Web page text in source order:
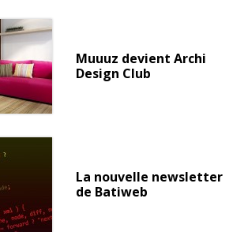
Muuuz devient Archi
Design Club
La nouvelle newsletter
de Batiweb